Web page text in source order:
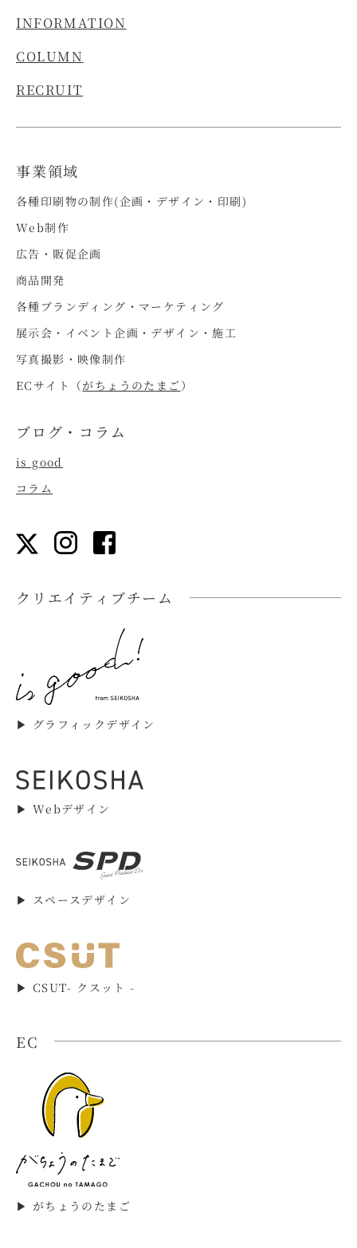
INFORMATION
COLUMN
RECRUIT
事業領域
各種印刷物の制作(企画・デザイン・印刷)
Web制作
広告・販促企画
商品開発
各種ブランディング・マーケティング
展示会・イベント企画・デザイン・施工
写真撮影・映像制作
ECサイト（がちょうのたまご ）
ブログ・コラム
is good
コラム
クリエイティブチーム
▶︎ グラフィックデザイン
▶︎ Webデザイン
▶︎ スペースデザイン
▶︎ CSUT- クスット -
EC
▶︎ がちょうのたまご